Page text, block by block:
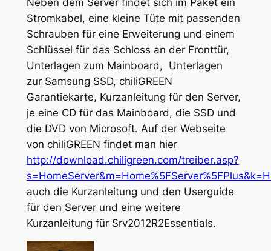
Stromkabel, eine kleine Tüte mit passenden
Schrauben für eine Erweiterung und einem
Schlüssel für das Schloss an der Fronttür,
Unterlagen zum Mainboard, Unterlagen
zur Samsung SSD, chiliGREEN
Garantiekarte, Kurzanleitung für den Server,
je eine CD für das Mainboard, die SSD und
die DVD von Microsoft. Auf der Webseite
von chiliGREEN findet man hier
http://download.chiligreen.com/treiber.asp?
auch die Kurzanleitung und den Userguide
für den Server und eine weitere
Kurzanleitung für Srv2012R2Essentials.